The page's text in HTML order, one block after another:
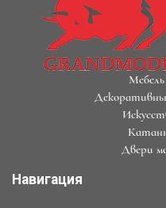
Двери
Навигация